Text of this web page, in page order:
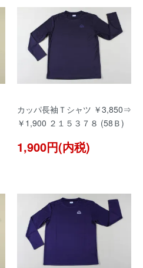
カッパ長袖Ｔシャツ ￥3,850⇒
￥1,900 ２１５３７８ (58Ｂ)
1,900円(内税)